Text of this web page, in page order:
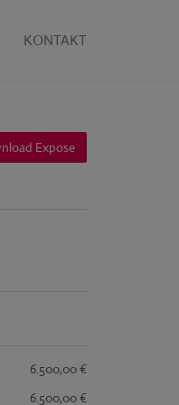
KONTAKT
Expose
6.500,00 €
6.500,00 €